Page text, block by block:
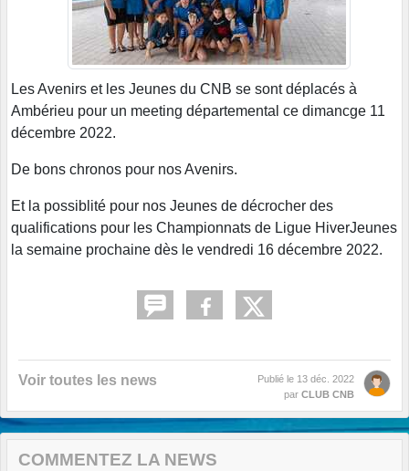
Les Avenirs et les Jeunes du CNB se sont déplacés à
Ambérieu pour un meeting départemental ce dimancge 11
décembre 2022.
De bons chronos pour nos Avenirs.
Et la possiblité pour nos Jeunes de décrocher des
qualifications pour les Championnats de Ligue HiverJeunes
la semaine prochaine dès le vendredi 16 décembre 2022.
Voir toutes les news Publié le 13 déc. 2022
par CLUB CNB
COMMENTEZ LA NEWS